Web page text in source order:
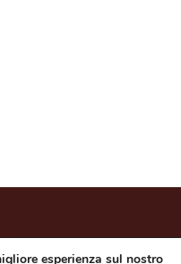
Dolce S.r.l. - P.Iva
esperienza sul nostro